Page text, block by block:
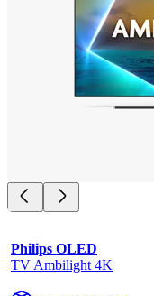
Philips OLED
TV Ambilight 4K